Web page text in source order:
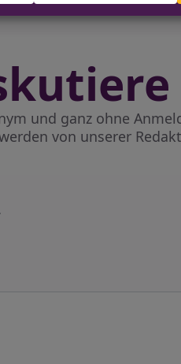
und ganz ohne
von unserer